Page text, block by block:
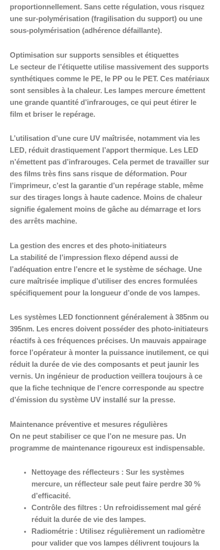
proportionnellement. Sans cette régulation, vous risquez
une sur-polymérisation (fragilisation du support) ou une
sous-polymérisation (adhérence défaillante).
Optimisation sur supports sensibles et étiquettes
Le secteur de l’étiquette utilise massivement des supports
synthétiques comme le PE, le PP ou le PET. Ces matériaux
sont sensibles à la chaleur. Les lampes mercure émettent
une grande quantité d’infrarouges, ce qui peut étirer le
film et briser le repérage.
L’utilisation d’une cure UV maîtrisée, notamment via les
LED, réduit drastiquement l’apport thermique. Les LED
n’émettent pas d’infrarouges. Cela permet de travailler sur
des films très fins sans risque de déformation. Pour
l’imprimeur, c’est la garantie d’un repérage stable, même
sur des tirages longs à haute cadence. Moins de chaleur
signifie également moins de gâche au démarrage et lors
des arrêts machine.
La gestion des encres et des photo-initiateurs
La stabilité de l’impression flexo dépend aussi de
l’adéquation entre l’encre et le système de séchage. Une
cure maîtrisée implique d’utiliser des encres formulées
spécifiquement pour la longueur d’onde de vos lampes.
Les systèmes LED fonctionnent généralement à 385nm ou
395nm. Les encres doivent posséder des photo-initiateurs
réactifs à ces fréquences précises. Un mauvais appairage
force l’opérateur à monter la puissance inutilement, ce qui
réduit la durée de vie des composants et peut jaunir les
vernis. Un ingénieur de production veillera toujours à ce
que la fiche technique de l’encre corresponde au spectre
d’émission du système UV installé sur la presse.
Maintenance préventive et mesures régulières
On ne peut stabiliser ce que l’on ne mesure pas. Un
programme de maintenance rigoureux est indispensable.
Nettoyage des réflecteurs : Sur les systèmes
mercure, un réflecteur sale peut faire perdre 30 %
d’efficacité.
Contrôle des filtres : Un refroidissement mal géré
réduit la durée de vie des lampes.
Radiométrie : Utilisez régulièrement un radiomètre
pour valider que vos lampes délivrent toujours la